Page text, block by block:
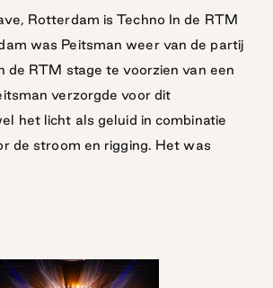
2024
Rotterdam is Techno In de RTM
was Peitsman weer van de partij
de RTM stage te voorzien van een
verzorgde voor dit
het licht als geluid in combinatie
de stroom en rigging. Het was